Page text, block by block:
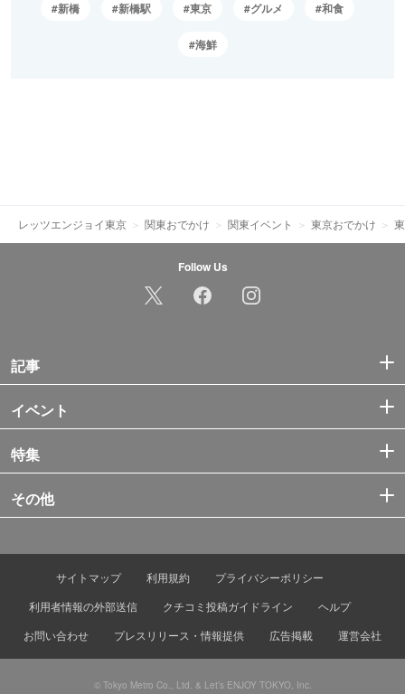
新橋 新橋駅 東京 グルメ 和食
海鮮
レッツエンジョイ東京 関東おでかけ 関東イベント 東京おでかけ
Follow Us
記事
イベント
特集
その他
サイトマップ 利用規約
プライバシーポリシー
利用者情報の外部送信
クチコミ投稿ガイドライン
ヘルプ
お問い合わせ
プレスリリース・情報提供 広告掲載 運営会社
© Tokyo Metro Co., Ltd. & Let’s ENJOY TOKYO, Inc.